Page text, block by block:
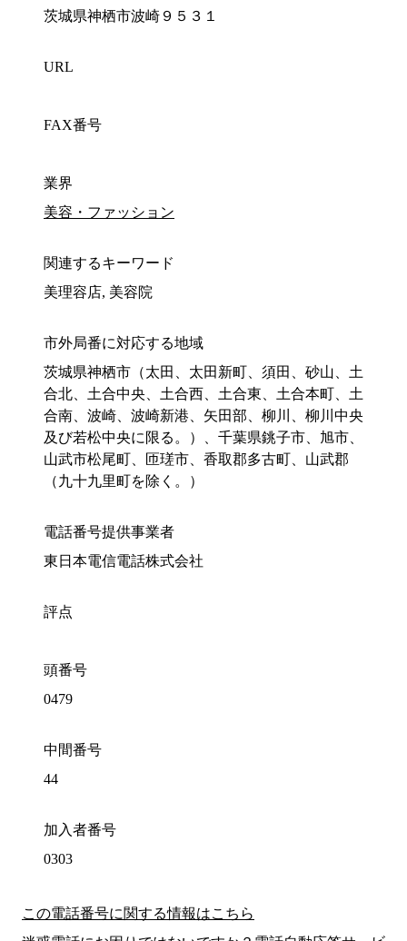
茨城県神栖市波崎９５３１
URL
FAX番号
業界
美容・ファッション
関連するキーワード
美理容店, 美容院
市外局番に対応する地域
茨城県神栖市（太田、太田新町、須田、砂山、土
合北、土合中央、土合西、土合東、土合本町、土
合南、波崎、波崎新港、矢田部、柳川、柳川中央
及び若松中央に限る。）、千葉県銚子市、旭市、
山武市松尾町、匝瑳市、香取郡多古町、山武郡
（九十九里町を除く。）
電話番号提供事業者
東日本電信電話株式会社
評点
頭番号
0479
中間番号
44
加入者番号
0303
この電話番号に関する情報はこちら